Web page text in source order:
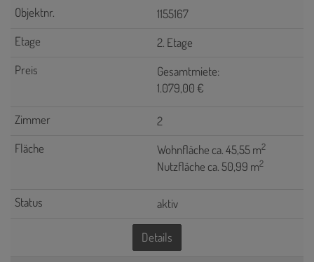
1155167
2. Etage
Gesamtmiete:
1.079,00 €
2
Wohnfläche ca. 45,55 m2
Nutzfläche ca. 50,99 m2
aktiv
Details